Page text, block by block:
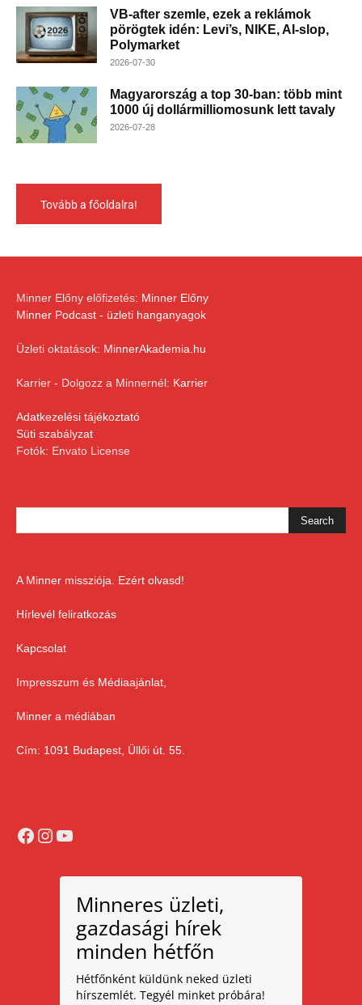
VB-after szemle, ezek a reklámok
pörögtek idén: Levi’s, NIKE, AI-slop,
Polymarket
2026-07-30
Magyarország a top 30-ban: több mint
1000 új dollármilliomosunk lett tavaly
2026-07-28
Tovább a főoldalra!
Minner Előny előfizetés: Minner Előny
Minner Podcast - üzleti hanganyagok
Üzleti oktatások: MinnerAkademia.hu
Karrier - Dolgozz a Minnernél: Karrier
Adatkezelési tájékoztató
Süti szabályzat
Fotók: Envato License
A Minner missziója. Ezért olvasd!
Hírlevél feliratkozás
Kapcsolat
Impresszum és Médiaajánlat,
Minner a médiában
Cím: 1091 Budapest, Üllői út. 55.
Facebook
Instagram
YouTube
Minneres üzleti,
gazdasági hírek
minden hétfőn
Hétfőnként küldünk neked üzleti
hírszemlét. Tegyél minket próbára!